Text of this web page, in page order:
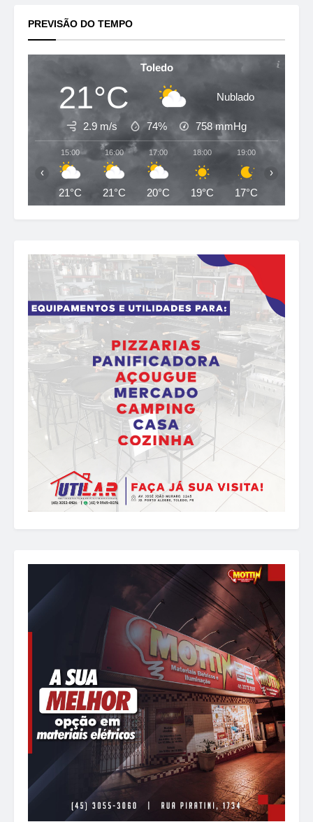
PREVISÃO DO TEMPO
Toledo
21°C Nublado
2.9 m/s 74% 758mmHg
15:00
21°C
16:00
21°C
17:00
20°C
18:00
19°C
19:00
17°C
‹ ›